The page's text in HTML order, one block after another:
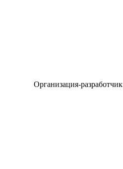
Организация-